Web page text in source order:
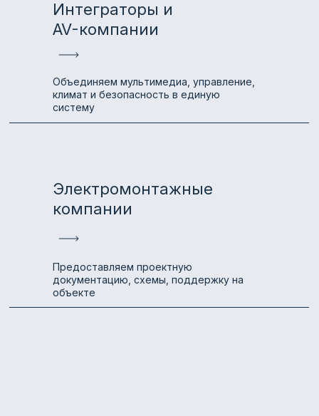
Интеграторы и
AV-компании
Объединяем мультимедиа, управление,
климат и безопасность в единую
систему
Электромонтажные
компании
Предоставляем проектную
документацию, схемы, поддержку на
объекте